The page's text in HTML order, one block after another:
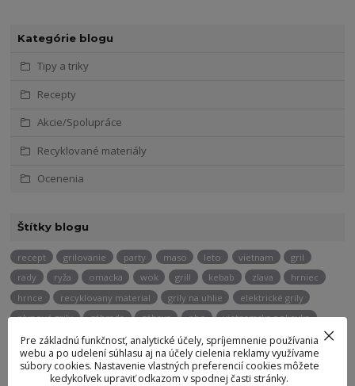
Kategórie blogu
Tipy a triky
Recepty
Akcie/Spolupráce
Recyklované materiály
Ocenenia
Štítky blogu
recept grilovanie party maso leto vietnam
gril
rady
ryža omacka wok grill kebab zlava
hrniec
hrnce
recyklovany material grily na uhlie
elektrické grily
plynové grily
záhrada zábava pho
vietnamska polievka
hovadzi steak
spagety pstruh hokkaido
olivovy olej
prevencia
zdrave srdce tipy triky sushi rolky
nož
bun bo nam bo
domov rezance teriyaki
kuchynske noze
Pre základnú funkčnosť, analytické účely, spríjemnenie používania
webu a po udelení súhlasu aj na účely cielenia reklamy využívame
súbory cookies. Nastavenie vlastných preferencií cookies môžete
kedykoľvek upraviť odkazom v spodnej časti stránky.